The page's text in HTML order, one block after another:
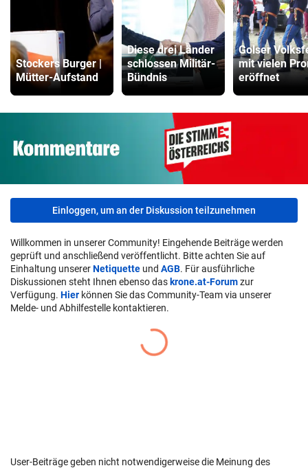
Stockers Burger |
Mütter-Aufstand
Diese drei Länder
schlossen Militär-
Bündnis
Golser
mit vielen
eröffnet
Einloggen, um an der Diskussion teilzunehmen
Willkommen in unserer Community! Eingehende Beiträge werden
geprüft und anschließend veröffentlicht. Bitte achten Sie auf
Einhaltung unsererNetiquette und AGB. Für ausführliche
Diskussionen steht Ihnen ebenso das krone.at-Forumzur
Verfügung. Hier können Sie das Community-Team via unserer
Melde- und Abhilfestelle kontaktieren.
User-Beiträge geben nicht notwendigerweise die Meinung des